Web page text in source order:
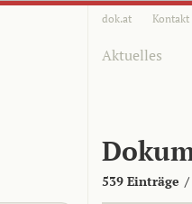
dok.at Kontakt
Aktuelles
539 Einträge /